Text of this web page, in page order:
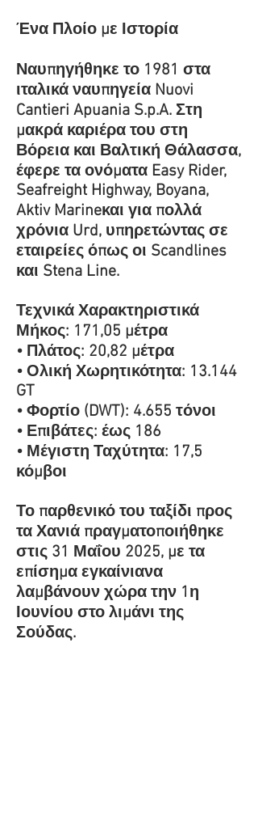
Ένα Πλοίο με Ιστορία
Ναυπηγήθηκε το 1981 στα
ιταλικά ναυπηγεία Nuovi
Cantieri Apuania S.p.A. Στη
μακρά καριέρα του στη
Βόρεια και Βαλτική Θάλασσα,
έφερε τα ονόματα Easy Rider,
Seafreight Highway, Boyana,
Aktiv Marineκαι για πολλά
χρόνια Urd, υπηρετώντας σε
εταιρείες όπως οι Scandlines
και Stena Line.
Τεχνικά Χαρακτηριστικά
Μήκος: 171,05 μέτρα
• Πλάτος: 20,82 μέτρα
• Ολική Χωρητικότητα: 13.144
GT
• Φορτίο (DWT): 4.655 τόνοι
• Επιβάτες: έως 186
• Μέγιστη Ταχύτητα: 17,5
κόμβοι
Το παρθενικό του ταξίδι προς
τα Χανιά πραγματοποιήθηκε
στις 31 Μαΐου 2025, με τα
επίσημα εγκαίνιανα
λαμβάνουν χώρα την 1η
Ιουνίου στο λιμάνι της
Σούδας.